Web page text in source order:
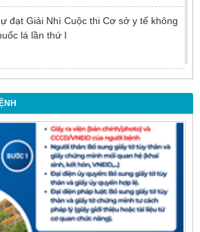
đạt Giải Nhì Cuộc thi Cơ sở y tế không
lá lần thứ I
tuổi tác là rào cản khiến việc điều trị bị
mật tụy ngược dòng – Giải pháp tối ưu
bệnh sỏi ống mật chủ